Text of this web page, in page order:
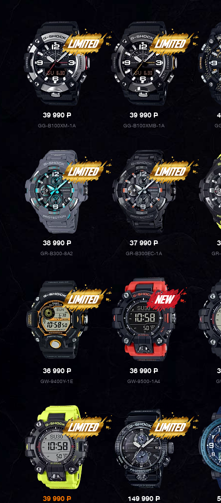
39 990P
GG-B100XM-1A
39 990P
GG-B100XMB-1A
38 990P
GR-B300-8A2
37 990P
GR-B300EC-1A
36 990P
GW-9400Y-1E
36 990P
GW-9500-1A4
39 990P 149 990P